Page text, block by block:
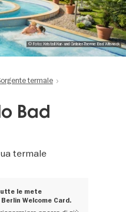
© Foto: Kristall Kur- und Grdaier-Therme Bad Wilsnack
termale
Bad
termale
le mete
Welcome Card.